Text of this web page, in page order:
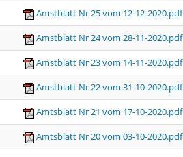
Amstblatt Nr 25 vom 12-12-2020.pdf
Amstblatt Nr 24 vom 28-11-2020.pdf
Amstblatt Nr 23 vom 14-11-2020.pdf
Amstblatt Nr 22 vom 31-10-2020.pdf
Amtsblatt Nr 21 vom 17-10-2020.pdf
Amtsblatt Nr 20 vom 03-10-2020.pdf